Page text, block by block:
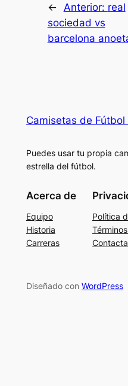
← Anterior: real
sociedad vs
barcelona
Camisetas de
Puedes usar tu propia
estrella del fútbol.
Acerca de
Equipo
Historia
Carreras
Política
Diseñado con WordPress